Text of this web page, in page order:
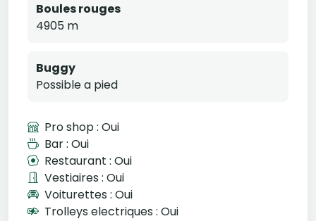
Boules rouges
4905 m
Buggy
Possible a pied
Pro shop : Oui
Bar : Oui
Restaurant : Oui
Vestiaires : Oui
Voiturettes : Oui
Trolleys electriques : Oui